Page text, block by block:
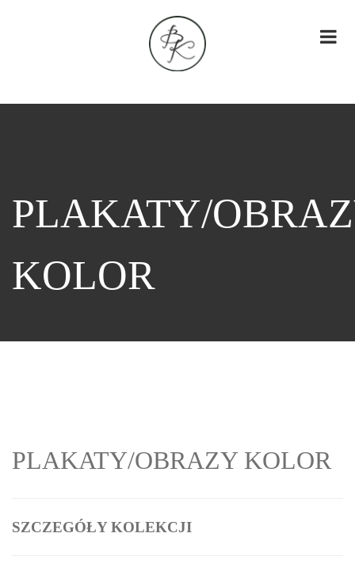
PLAKATY/
KOLOR
PLAKATY/OBRAZY KOLOR
SZCZEGÓŁY KOLEKCJI